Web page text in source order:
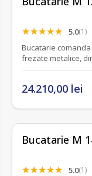
5.0(1)
Bucatarie comanda
24.210,00 lei
Bucatarie M
5.0(1)